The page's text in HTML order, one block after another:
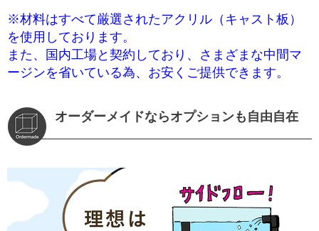
※材料はすべて厳選されたアクリル（キャスト板）
を使用しております。
また、国内工場と契約しており、さまざまな中間マ
ージンを省いている為、お安くご提供できます。
オーダーメイドならオプションも自由自在